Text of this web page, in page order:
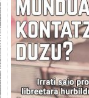
c
e
b
i
t
t